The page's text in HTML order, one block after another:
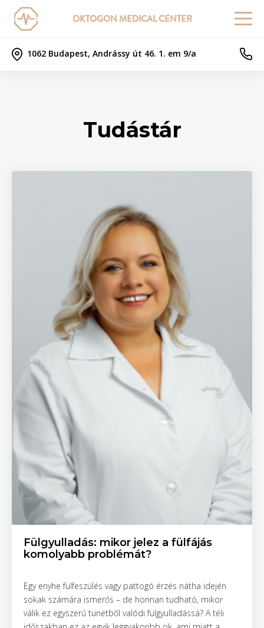
OKTOGON MEDICAL CENTER
1062 Budapest, Andrássy út 46. 1. em 9/a
Tudástár
Fülgyulladás: mikor jelez a fülfájás
komolyabb problémát?
Egy enyhe fülfeszülés vagy pattogó érzés nátha idején
sokak számára ismerős – de honnan tudható, mikor
válik ez egyszerű tünetből valódi fülgyulladássá? A téli